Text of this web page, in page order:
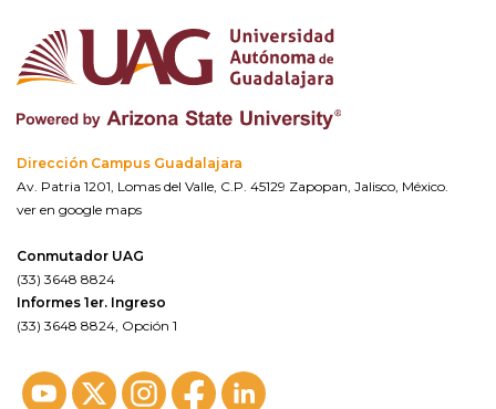
Dirección Campus Guadalajara
Av. Patria 1201, Lomas del Valle, C.P. 45129 Zapopan, Jalisco, México.
ver en google maps
Conmutador UAG
(33) 3648 8824
Informes 1er. Ingreso
(33) 3648 8824, Opción 1